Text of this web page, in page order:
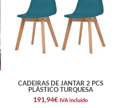
CADEIRAS DE JANTAR 2 PCS
PLÁSTICO TURQUESA
191,94€ IVA incluido